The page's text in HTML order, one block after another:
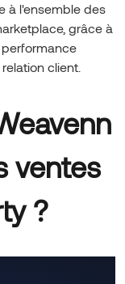
à l'ensemble des
grâce à
client.
ventes
?